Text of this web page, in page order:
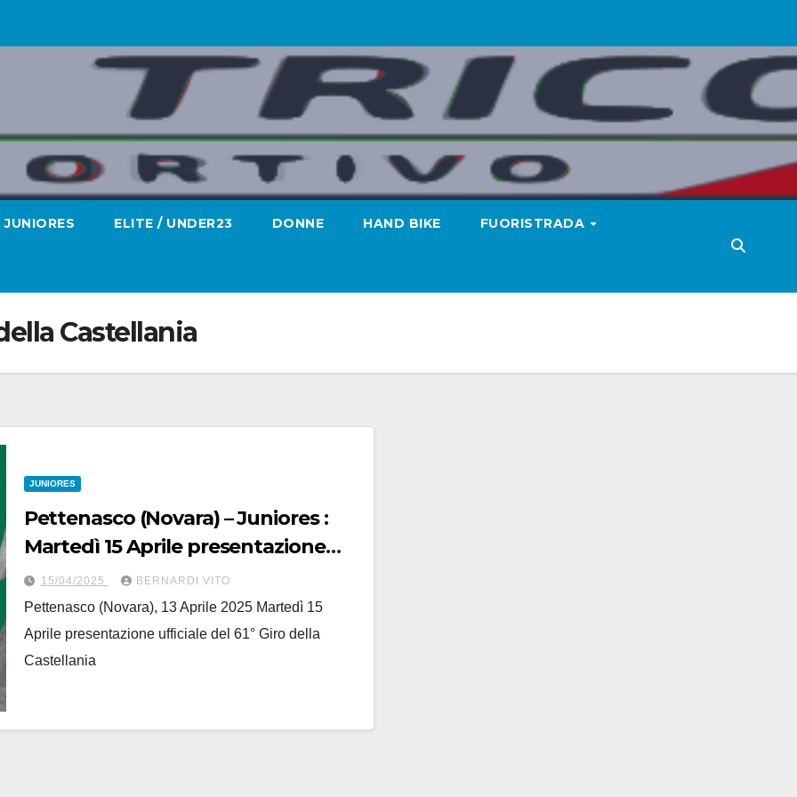
JUNIORES ELITE / UNDER23 DONNE HAND BIKE FUORISTRADA
Castellania
JUNIORES
Pettenasco (Novara) – Juniores :
Martedì 15 Aprile presentazione
ufficiale del 61° Giro della
Castellania
15/04/2025 BERNARDI VITO
Pettenasco (Novara), 13 Aprile 2025 Martedì 15
Aprile presentazione ufficiale del 61° Giro della
Castellania